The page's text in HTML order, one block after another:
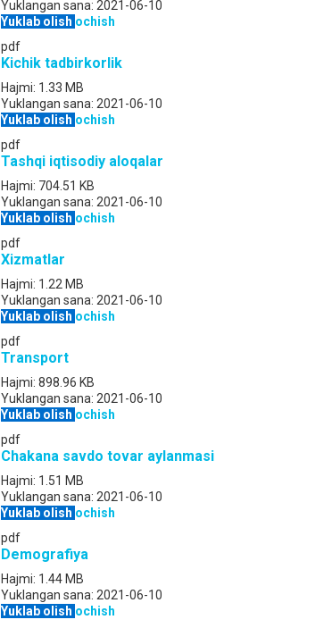
Yuklangan sana: 2021-06-10
Yuklab olish ochish
pdf
Kichik tadbirkorlik
Hajmi: 1.33 MB
Yuklangan sana: 2021-06-10
Yuklab olish ochish
pdf
Tashqi iqtisodiy aloqalar
Hajmi: 704.51 KB
Yuklangan sana: 2021-06-10
Yuklab olish ochish
pdf
Xizmatlar
Hajmi: 1.22 MB
Yuklangan sana: 2021-06-10
Yuklab olish ochish
pdf
Transport
Hajmi: 898.96 KB
Yuklangan sana: 2021-06-10
Yuklab olish ochish
pdf
Chakana savdo tovar aylanmasi
Hajmi: 1.51 MB
Yuklangan sana: 2021-06-10
Yuklab olish ochish
pdf
Demografiya
Hajmi: 1.44 MB
Yuklangan sana: 2021-06-10
Yuklab olish ochish